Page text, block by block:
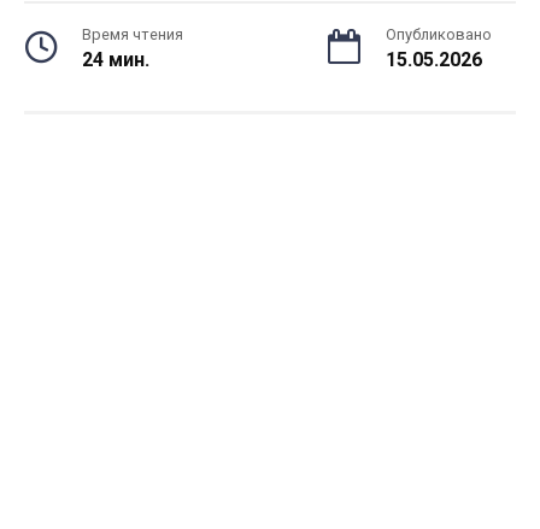
Время чтения
24 мин.
Опубликовано
15.05.2026